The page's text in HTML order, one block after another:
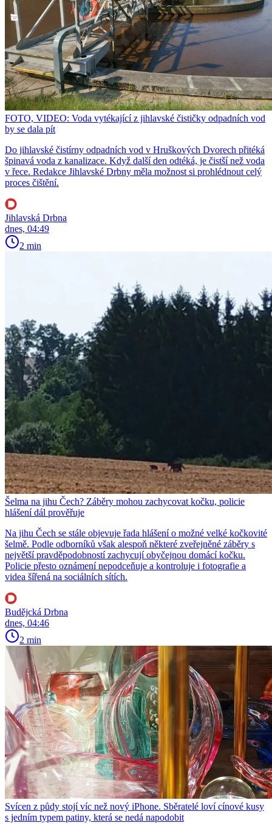
FOTO, VIDEO: Voda vytékající z jihlavské čističky odpadních vod
by se dala pít
Do jihlavské čistírny odpadních vod v Hruškových Dvorech přitéká
špinavá voda z kanalizace. Když další den odtéká, je čistší než voda
v řece. Redakce Jihlavské Drbny měla možnost si prohlédnout celý
proces čištění.
Jihlavská Drbna
dnes, 04:49
2 min
Šelma na jihu Čech? Záběry mohou zachycovat kočku, policie
hlášení dál prověřuje
Na jihu Čech se stále objevuje řada hlášení o možné velké kočkovité
šelmě. Podle odborníků však alespoň některé zveřejněné záběry s
největší pravděpodobností zachycují obyčejnou domácí kočku.
Policie přesto oznámení nepodceňuje a kontroluje i fotografie a
videa šířená na sociálních sítích.
Budějcká Drbna
dnes, 04:46
2 min
Svícen z půdy stojí víc než nový iPhone. Sběratelé loví cínové kusy
s jedním typem patiny, která se nedá napodobit